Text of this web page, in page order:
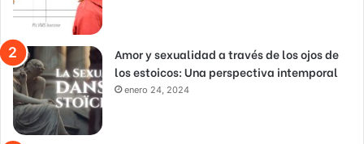
Amor y sexualidad a través de los ojos de
los estoicos: Una perspectiva intemporal
enero 24, 2024